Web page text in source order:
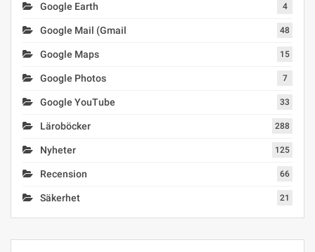
Google Earth 4
Google Mail (Gmail 48
Google Maps 15
Google Photos 7
Google YouTube 33
Läroböcker 288
Nyheter 125
Recension 66
Säkerhet 21